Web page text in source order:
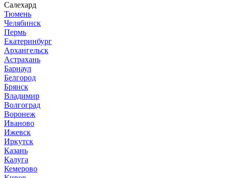
Салехард
Тюмень
Челябинск
Пермь
Екатеринбург
Архангельск
Астрахань
Барнаул
Белгород
Брянск
Владимир
Волгоград
Воронеж
Иваново
Ижевск
Иркутск
Казань
Калуга
Кемерово